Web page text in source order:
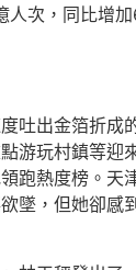
人次，同比增
吐出金箔折成
游玩村鎮等
跑熱度榜。
墜，但她卻感